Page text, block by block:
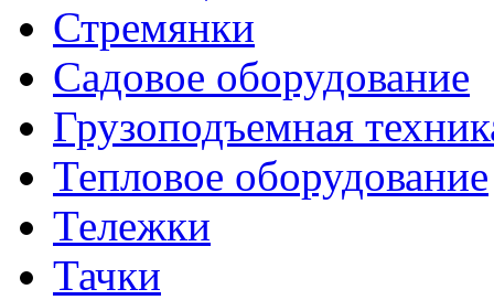
Стремянки
Садовое оборудование
Грузоподъемная
Тепловое оборудование
Тележки
Тачки